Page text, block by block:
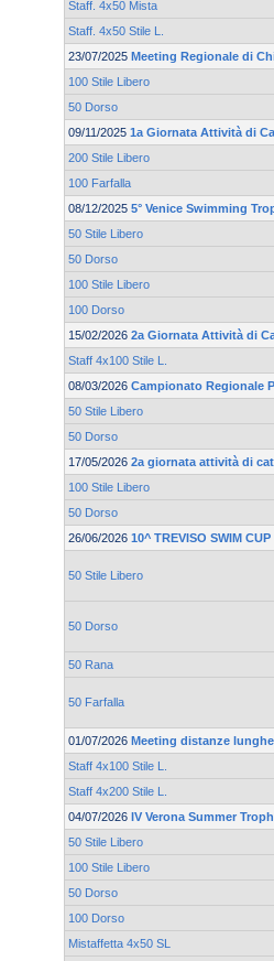
Staff. 4x50 Mista
Staff. 4x50 Stile L.
23/07/2025 Meeting Regionale di
100 Stile Libero
50 Dorso
09/11/2025 1a Giornata Attività di
200 Stile Libero
100 Farfalla
08/12/2025 5° Venice Swimming
50 Stile Libero
50 Dorso
100 Stile Libero
100 Dorso
15/02/2026 2a Giornata Attività di
Staff 4x100 Stile L.
08/03/2026 Campionato Regionale
50 Stile Libero
50 Dorso
17/05/2026 2a giornata attività di
100 Stile Libero
50 Dorso
26/06/2026 10^ TREVISO SWIM CUP
50 Stile Libero
50 Dorso
50 Rana
50 Farfalla
01/07/2026 Meeting distanze
Staff 4x100 Stile L.
Staff 4x200 Stile L.
04/07/2026 IV Verona Summer
50 Stile Libero
100 Stile Libero
50 Dorso
100 Dorso
Mistaffetta 4x50 SL